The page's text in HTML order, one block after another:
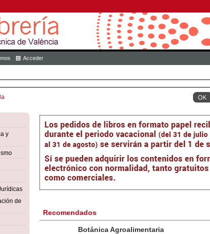
Acceder
y
de
Recomendados
Botánica Agroalimentaria